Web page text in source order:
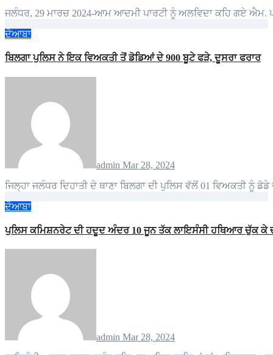
ਜਲੰਧਰ, 29 ਮਾਰਚ 2024-ਆਮ ਆਦਮੀ ਪਾਰਟੀ ਨੂੰ ਅਲਵਿਦਾ ਕਹਿ ਗਏ
ਦੋਆਬਾ
ਬਿਲਗਾ ਪੁਲਿਸ ਨੇ ਇਕ ਵਿਅਕਤੀ ਤੋਂ ਡੋਡਿਆਂ ਦੇ 900 ਬੂਟੇ ਫੜੇ, ਦੂਸਰਾ ਫਰਾਰ
admin Mar 28, 2024
ਜਿਲ੍ਹਾ ਜਲੰਧਰ ਦਿਹਾਤੀ ਦੇ ਥਾਣਾ ਬਿਲਗਾ ਦੀ ਪੁਲਿਸ ਵੱਲੋਂ 01 ਵਿਅਕਤੀ ਨੂੰ
ਦੋਆਬਾ
ਪੁਲਿਸ ਕਮਿਸ਼ਨਰੇਟ ਦੀ ਹਦੂਦ ਅੰਦਰ 10 ਜੂਨ ਤੱਕ ਲਾਇਸੰਸੀ ਹਥਿਆਰ ਚੁੱਕ ਕੇ
admin Mar 28, 2024